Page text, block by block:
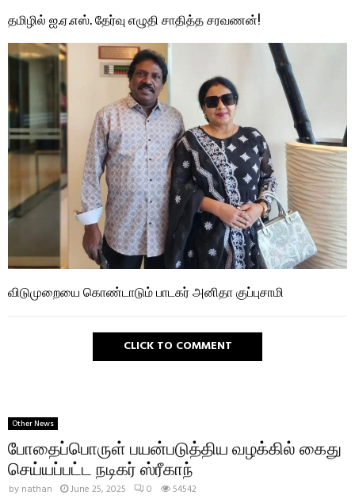
தமிழில் ஐ.ஏ.எஸ். தேர்வு எழுதி சாதித்த சரவணன்!
விடுமுறையை கொண்டாடும் பாடகர் அனிதா குப்புசாமி
CLICK TO COMMENT
Other News
போதைப்பொருள் பயன்படுத்திய வழக்கில் கைது
செய்யப்பட்ட நடிகர் ஸ்ரீகாந்
by nathan June 25, 2025 0 54542